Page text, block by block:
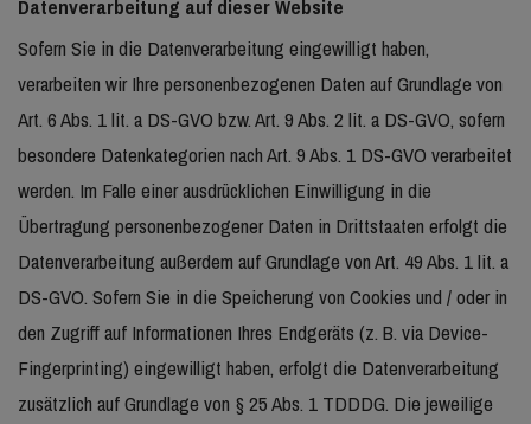
Datenverarbeitung auf dieser Website
Sofern Sie in die Datenverarbeitung eingewilligt haben,
verarbeiten wir Ihre personenbezogenen Daten auf Grundlage von
Art. 6 Abs. 1 lit. a DS-GVO bzw. Art. 9 Abs. 2 lit. a DS-GVO, sofern
besondere Datenkategorien nach Art. 9 Abs. 1 DS-GVO verarbeitet
werden. Im Falle einer ausdrücklichen Einwilligung in die
Übertragung personenbezogener Daten in Drittstaaten erfolgt die
Datenverarbeitung außerdem auf Grundlage von Art. 49 Abs. 1 lit. a
DS-GVO. Sofern Sie in die Speicherung von Cookies und / oder in
den Zugriff auf Informationen Ihres Endgeräts (z. B. via Device-
Fingerprinting) eingewilligt haben, erfolgt die Datenverarbeitung
zusätzlich auf Grundlage von § 25 Abs. 1 TDDDG. Die jeweilige